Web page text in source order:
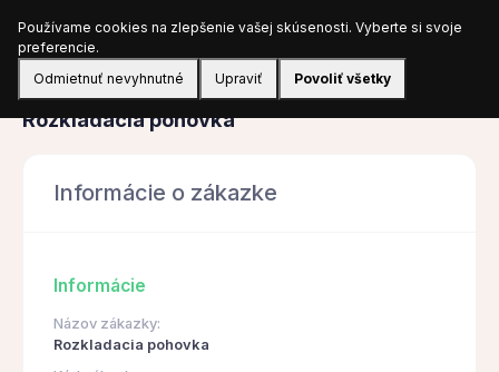
Prihlásiť sa
Obstarávanie
Rozkladacia pohovka
Informácie o zákazke
Informácie
Názov zákazky:
Rozkladacia pohovka
Používame cookies na zlepšenie vašej skúsenosti. Vyberte si svoje
preferencie.
Odmietnuť nevyhnutné
Upraviť Povoliť všetky